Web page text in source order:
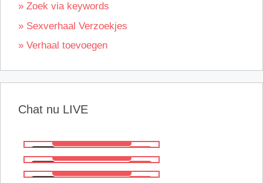
» Zoek via keywords
» Sexverhaal Verzoekjes
» Verhaal toevoegen
Chat nu LIVE